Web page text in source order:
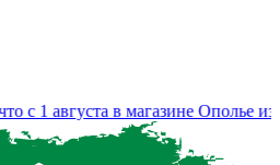
1 августа в магазине Ополье